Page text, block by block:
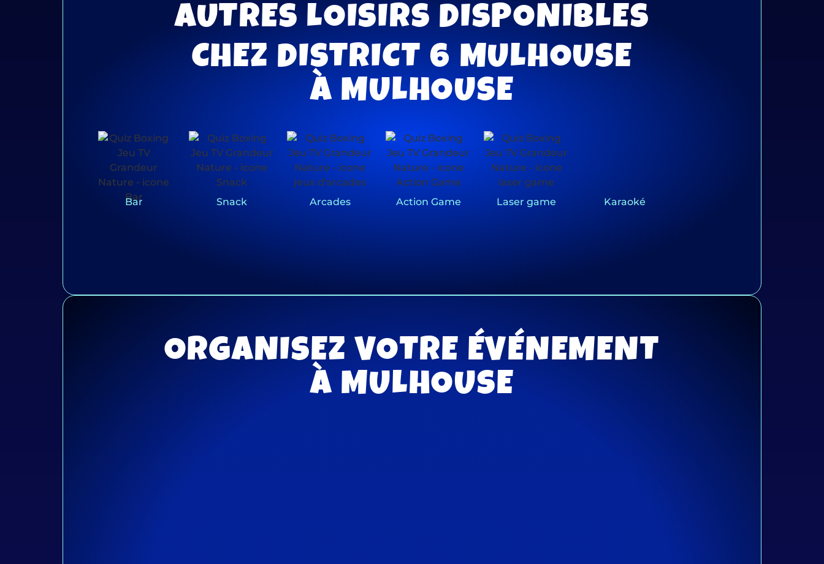
AUTRES LOISIRS DISPONIBLES
CHEZ DISTRICT 6 MULHOUSE
À MULHOUSE
Bar Snack Arcades Action Game Laser game Karaoké
ORGANISEZ VOTRE ÉVÉNEMENT
À MULHOUSE